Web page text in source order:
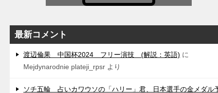
最新コメント
渡辺倫果 中国杯2024 フリー演技 (解説：英語) に
Mejdynarodnie plateji_rpsr より
ソチ五輪 占いカワウソの「ハリー」君、日本選手の金メダル